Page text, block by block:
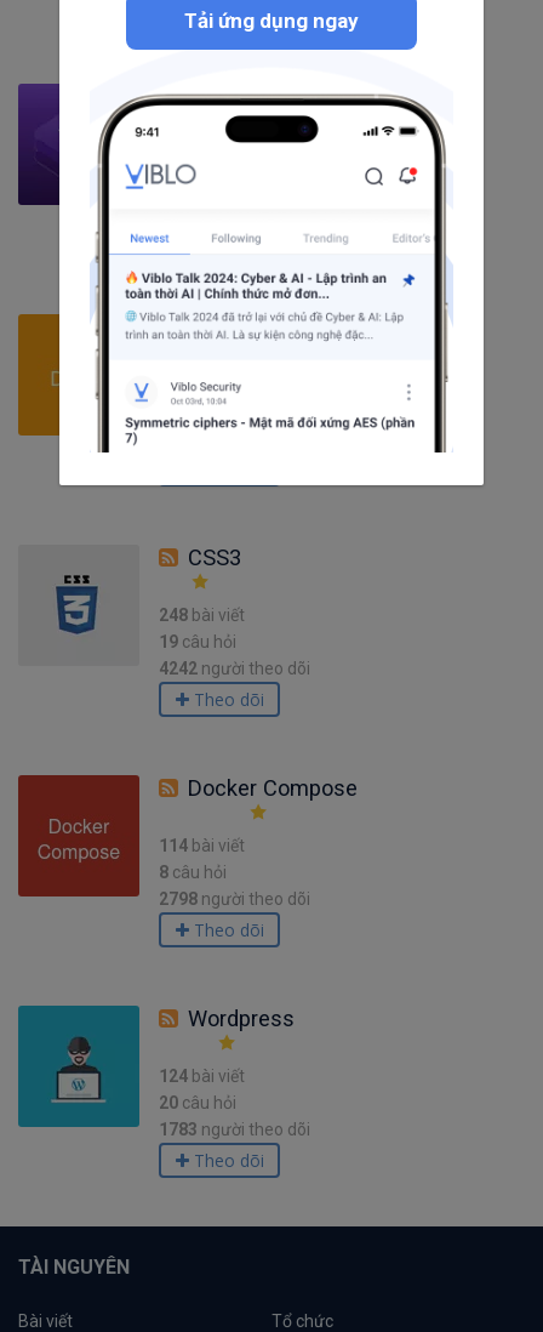
Theo dõi
Bootstrap
7câu hỏi
Theo dõi
Drupal
20bài viết
câu hỏi
CSS3
248 bài viết
19 câu hỏi
4242 người theo dõi
Theo dõi
Docker Compose
114 bài viết
8 câu hỏi
2798 người theo dõi
Theo dõi
Wordpress
124 bài viết
20 câu hỏi
1783 người theo dõi
Theo dõi
TÀI NGUYÊN
Bài viết Tổ chức
Tải ứng dụng ngay